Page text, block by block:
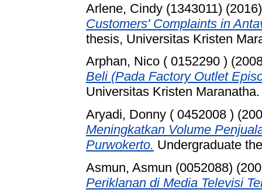
Arlene, Cindy (1343011)
Customers' Complaints in
thesis, Universitas Kristen
Arphan, Nico ( 0152290 )
Beli (Pada Factory Outlet
Universitas Kristen Maranatha.
Aryadi, Donny ( 0452008 )
Meningkatkan Volume
Purwokerto. Undergraduate
Asmun, Asmun (0052088)
Periklanan di Media Televisi